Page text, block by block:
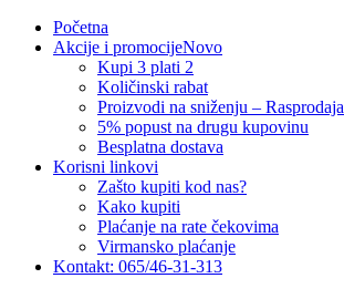
Početna
Akcije i promocijeNovo
Kupi 3 plati 2
Količinski rabat
Proizvodi na sniženju – Rasprodaja
5% popust na drugu kupovinu
Besplatna dostava
Korisni linkovi
Zašto kupiti kod nas?
Kako kupiti
Plaćanje na rate čekovima
Virmansko plaćanje
Kontakt: 065/46-31-313